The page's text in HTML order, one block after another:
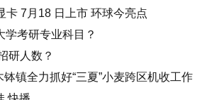
卡 7月18 日上市 环球今亮点
考研专业科目？
研人数？
镇全力抓好“三夏”小麦跨区机收工作